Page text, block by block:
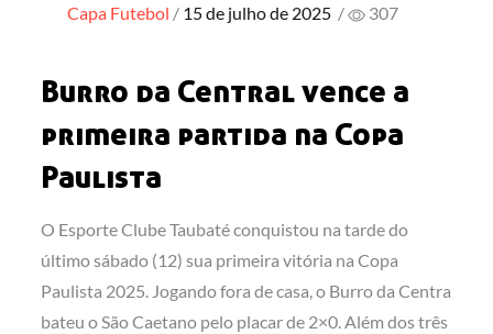
Capa Futebol Posted
15 de julho de 2025 / 307
Burro da Central vence a
primeira partida na Copa
Paulista
O Esporte Clube Taubaté conquistou na tarde do
último sábado (12) sua primeira vitória na Copa
Paulista 2025. Jogando fora de casa, o Burro da Centra
bateu o São Caetano pelo placar de 2×0. Além dos três